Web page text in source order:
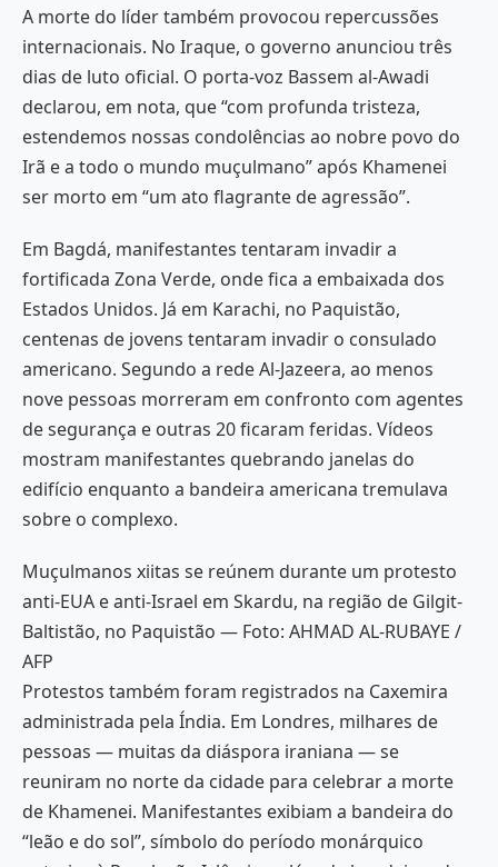
A morte do líder também provocou repercussões
internacionais. No Iraque, o governo anunciou três
dias de luto oficial. O porta-voz Bassem al-Awadi
declarou, em nota, que “com profunda tristeza,
estendemos nossas condolências ao nobre povo do
Irã e a todo o mundo muçulmano” após Khamenei
ser morto em “um ato flagrante de agressão”.
Em Bagdá, manifestantes tentaram invadir a
fortificada Zona Verde, onde fica a embaixada dos
Estados Unidos. Já em Karachi, no Paquistão,
centenas de jovens tentaram invadir o consulado
americano. Segundo a rede Al-Jazeera, ao menos
nove pessoas morreram em confronto com agentes
de segurança e outras 20 ficaram feridas. Vídeos
mostram manifestantes quebrando janelas do
edifício enquanto a bandeira americana tremulava
sobre o complexo.
Muçulmanos xiitas se reúnem durante um protesto
anti-EUA e anti-Israel em Skardu, na região de Gilgit-
Baltistão, no Paquistão — Foto: AHMAD AL-RUBAYE /
AFP
Protestos também foram registrados na Caxemira
administrada pela Índia. Em Londres, milhares de
pessoas — muitas da diáspora iraniana — se
reuniram no norte da cidade para celebrar a morte
de Khamenei. Manifestantes exibiam a bandeira do
“leão e do sol”, símbolo do período monárquico